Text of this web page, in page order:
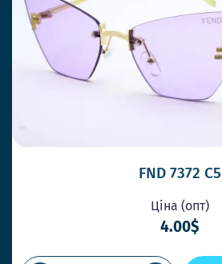
FND 7372 C5
Ціна (опт)
4.00$